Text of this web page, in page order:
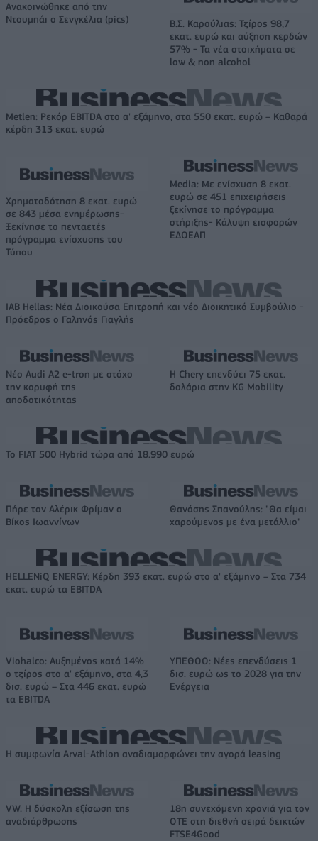
Ανακοινώθηκε από την
Ντουμπάι ο Σενγκέλια (pics)
Β.Σ. Καρούλιας: Τζίρος 98,7
εκατ. ευρώ και αύξηση κερδών
57% - Τα νέα στοιχήματα σε
low & non alcohol
Metlen: Ρεκόρ EBITDA στο α' εξάμηνο, στα 550 εκατ. ευρώ – Καθαρά
κέρδη 313 εκατ. ευρώ
Χρηματοδότηση 8 εκατ. ευρώ
σε 843 μέσα ενημέρωσης-
Ξεκίνησε το πενταετές
πρόγραμμα ενίσχυσης του
Τύπου
Media: Με ενίσχυση 8 εκατ.
ευρώ σε 451 επιχειρήσεις
ξεκίνησε το πρόγραμμα
στήριξης- Κάλυψη εισφορών
ΕΔΟΕΑΠ
IAB Hellas: Νέα Διοικούσα Επιτροπή και νέο Διοικητικό Συμβούλιο -
Πρόεδρος ο Γαληνός Γιαγλής
Νέο Audi A2 e-tron με στόχο
την κορυφή της
αποδοτικότητας
Η Chery επενδύει 75 εκατ.
δολάρια στην KG Mobility
Το FIAT 500 Hybrid τώρα από 18.990 ευρώ
Πήρε τον Αλέρικ Φρίμαν ο
Βίκος Ιωαννίνων
Θανάσης Σπανούλης: "Θα είμαι
χαρούμενος με ένα μετάλλιο"
HELLENiQ ENERGY: Κέρδη 393 εκατ. ευρώ στο α' εξάμηνο – Στα 734
εκατ. ευρώ τα EBITDA
Viohalco: Αυξημένος κατά 14%
ο τζίρος στο α' εξάμηνο, στα 4,3
δισ. ευρώ – Στα 446 εκατ. ευρώ
τα EBITDA
ΥΠΕΘΟΟ: Νέες επενδύσεις 1
δισ. ευρώ ως το 2028 για την
Ενέργεια
Η συμφωνία Arval-Athlon αναδιαμορφώνει την αγορά leasing
VW: Η δύσκολη εξίσωση της
αναδιάρθρωσης
18η συνεχόμενη χρονιά για τον
ΟΤΕ στη διεθνή σειρά δεικτών
FTSE4Good